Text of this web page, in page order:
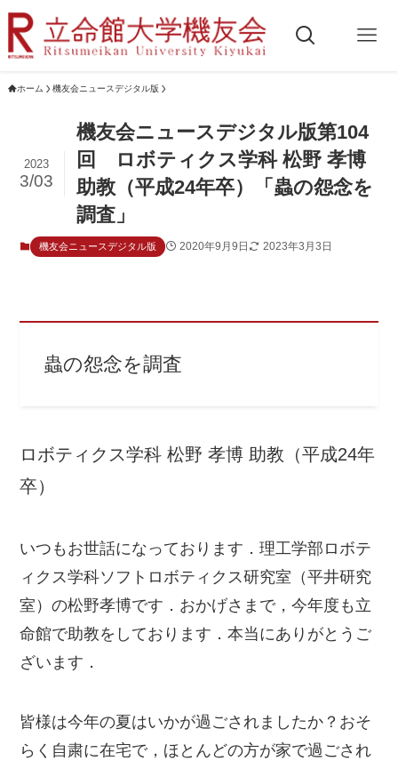
ホーム 機友会ニュースデジタル版
機友会ニュースデジタル版第104
回 ロボティクス学科 松野 孝博
助教（平成24年卒）「蟲の怨念を
調査」
2023
3/03
機友会ニュースデジタル版 2020年9月9日 2023年3月3日
蟲の怨念を調査
ロボティクス学科 松野 孝博 助教（平成24年
卒）
いつもお世話になっております．理工学部ロボテ
ィクス学科ソフトロボティクス研究室（平井研究
室）の松野孝博です．おかげさまで，今年度も立
命館で助教をしております．本当にありがとうご
ざいます．
皆様は今年の夏はいかが過ごされましたか？おそ
らく自粛に在宅で，ほとんどの方が家で過ごされ